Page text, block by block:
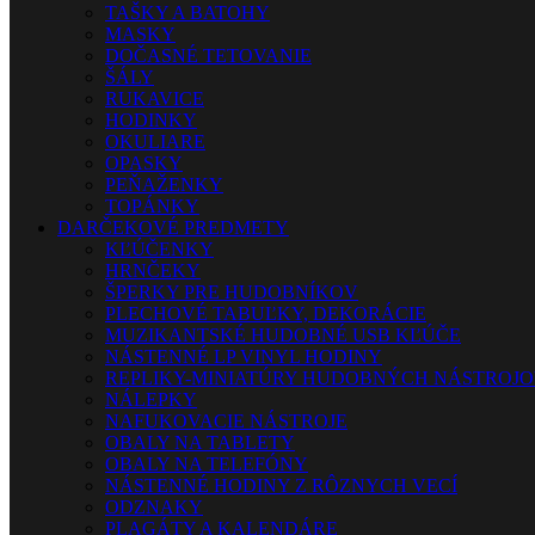
TAŠKY A BATOHY
MASKY
DOČASNÉ TETOVANIE
ŠÁLY
RUKAVICE
HODINKY
OKULIARE
OPASKY
PEŇAŽENKY
TOPÁNKY
DARČEKOVÉ PREDMETY
KĽÚČENKY
HRNČEKY
ŠPERKY PRE HUDOBNÍKOV
PLECHOVÉ TABUĽKY, DEKORÁCIE
MUZIKANTSKÉ HUDOBNÉ USB KĽÚČE
NÁSTENNÉ LP VINYL HODINY
REPLIKY-MINIATÚRY HUDOBNÝCH
NÁLEPKY
NAFUKOVACIE NÁSTROJE
OBALY NA TABLETY
OBALY NA TELEFÓNY
NÁSTENNÉ HODINY Z RÔZNYCH VECÍ
ODZNAKY
PLAGÁTY A KALENDÁRE